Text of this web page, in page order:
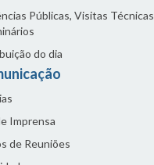
Públicas, Visitas Técnicas
do dia
Imprensa
de Reuniões